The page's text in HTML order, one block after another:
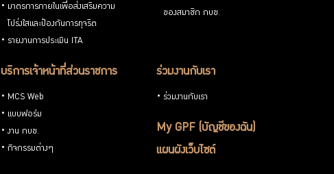
มาตรการภายในเพื่อส่งเสริมความ
โปร่งใสและป้องกันการทุจริต
รายงานการประเมิน ITA
ของสมาชิก กบข.
บริการเจ้าหน้าที่ส่วนราชการ
MCS Web
แบบฟอร์ม
งาน กบข.
กิจกรรมต่างๆ
ร่วมงานกับเรา
ร่วมงานกับเรา
My GPF (บัญชีของฉัน)
แผนผังเว็บไซต์